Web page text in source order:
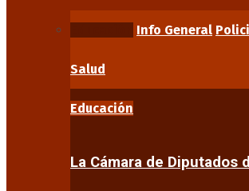
Info General
Salud
Educación
La Cámara de Diputados